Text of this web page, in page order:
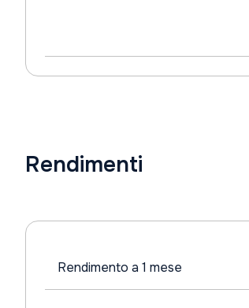
Rendimenti
Rendimento a 1 mese